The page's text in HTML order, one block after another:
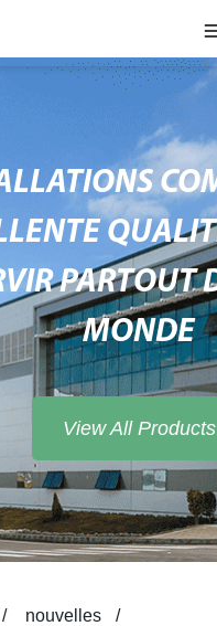
PARTOUT
MONDE
View All Products
nouvelles